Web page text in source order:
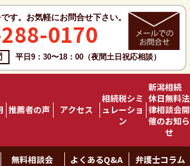
です。お気軽にお問合せ下さい。
0170
平日9：30〜18：00（夜間土日祝応相談）
推薦者の声 アクセス
相続税シミ
ュレーショ
ン
新潟相続
休日無料法
律相談会開
催のお知ら
せ
無料相談会 よくあるQ&A 弁護士コラム